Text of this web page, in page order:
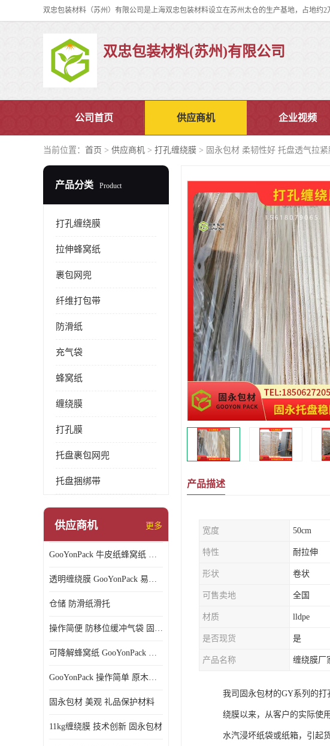
双忠包装材料(苏州)有限公司
公司首页 供应商机 企业视频
当前位置： 首页 > 供应商机 > 打孔缠绕膜 > 固永包材 柔韧性好 托盘透气拉紧
产品分类 Product
打孔缠绕膜
拉伸蜂窝纸
裹包网兜
纤维打包带
防滑纸
充气袋
蜂窝纸
缠绕膜
打孔膜
托盘裹包网兜
托盘捆绑带
供应商机 更多
GooYonPack 牛皮纸蜂窝纸 循环使用
透明缠绕膜 GooYonPack 易撕扯不残留
仓储 防滑纸滑托
操作简便 防移位缓冲气袋 固永包材
可降解蜂窝纸 GooYonPack 循环使用
GooYonPack 操作简单 原木浆蜂巢网格纸
固永包材 美观 礼品保护材料
11kg缠绕膜 技术创新 固永包材
产品描述
宽度 50cm
特性 耐拉伸
形状 卷状
可售卖地 全国
材质 lldpe
是否现货 是
产品名称 缠绕膜厂
我司固永包材的GY系列的
绕膜以来，从客户的实际使
水汽浸坏纸袋或纸箱，引起